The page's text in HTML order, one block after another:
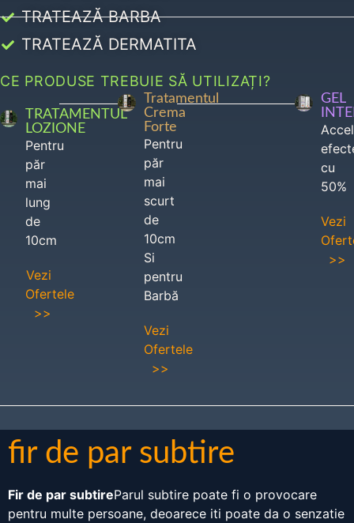
TRATEAZĂ BARBA
TRATEAZĂ DERMATITA
CE PRODUSE TREBUIE SĂ UTILIZAȚI?
TRATAMENTUL
LOZIONE
Pentru
păr
mai
lung
de
10cm
Vezi
Ofertele
>>
Tratamentul
Crema
Forte
Pentru
păr
mai
scurt
de
10cm
Si
pentru
Barbă
Vezi
Ofertele
>>
GEL
cu
50%
Vezi
>>
fir de par subtire
Fir de par subtireParul subtire poate fi o provocare
pentru multe persoane, deoarece iti poate da o senzatie